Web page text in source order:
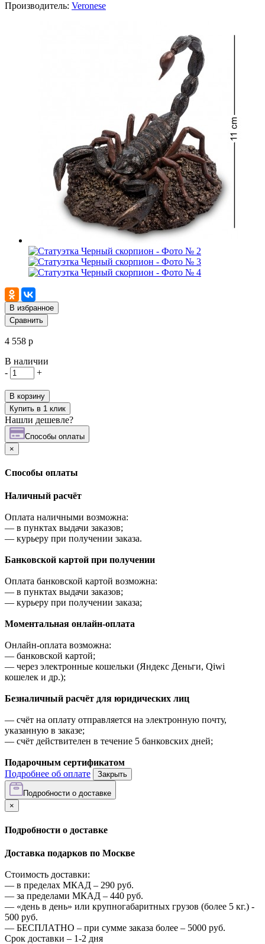
Производитель: Veronese
В избранное
Сравнить
4 558 р
В наличии
-
+
В корзину
Купить в 1 клик
Нашли дешевле?
Cпособы оплаты
×
Cпособы оплаты
Наличный расчёт
Оплата наличными возможна:
— в пунктах выдачи заказов;
— курьеру при получении заказа.
Банковской картой при получении
Оплата банковской картой возможна:
— в пунктах выдачи заказов;
— курьеру при получении заказа;
Моментальная онлайн-оплата
Онлайн-оплата возможна:
— банковской картой;
— через электронные кошельки (Яндекс Деньги, Qiwi
кошелек и др.);
Безналичный расчёт для юридических лиц
— счёт на оплату отправляется на электронную почту,
указанную в заказе;
— счёт действителен в течение 5 банковских дней;
Подарочным сертификатом
Подробнее об оплате
Закрыть
Подробности о доставке
×
Подробности о доставке
Доставка подарков по Москве
Стоимость доставки:
— в пределах МКАД – 290 руб.
— за пределами МКАД – 440 руб.
— «день в день» или крупногабаритных грузов (более 5 кг.) -
500 руб.
— БЕСПЛАТНО – при сумме заказа более – 5000 руб.
Срок доставки – 1-2 дня